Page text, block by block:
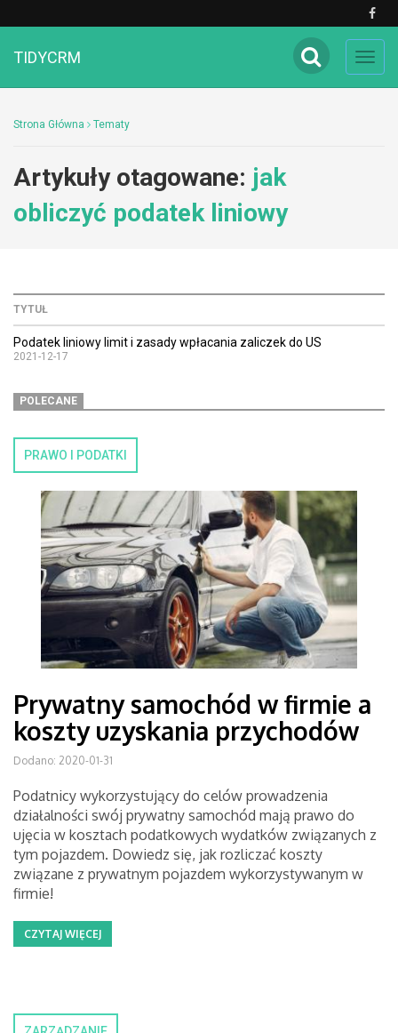
TIDYCRM
Strona Główna Tematy
Artykuły otagowane: jak
obliczyć podatek liniowy
TYTUŁ
Podatek liniowy limit i zasady wpłacania zaliczek do US
2021-12-17
POLECANE
PRAWO I PODATKI
Prywatny samochód w firmie a
koszty uzyskania przychodów
Dodano: 2020-01-31
Podatnicy wykorzystujący do celów prowadzenia
działalności swój prywatny samochód mają prawo do
ujęcia w kosztach podatkowych wydatków związanych z
tym pojazdem. Dowiedz się, jak rozliczać koszty
związane z prywatnym pojazdem wykorzystywanym w
firmie!
CZYTAJ WIĘCEJ